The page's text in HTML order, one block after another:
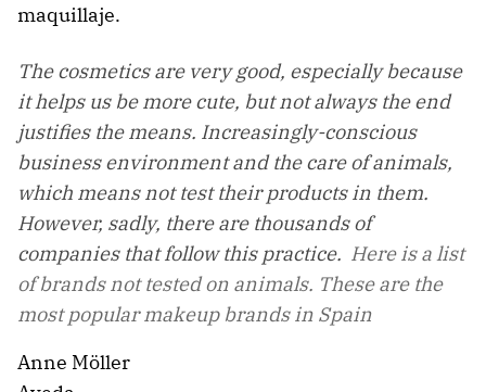
maquillaje.
The cosmetics are very good, especially because
it helps us be more cute, but not always the end
justifies the means. Increasingly-conscious
business environment and the care of animals,
which means not test their products in them.
However, sadly, there are thousands of
companies that follow this practice. Here is a list
of brands not tested on animals. These are the
most popular makeup brands in Spain
Anne Möller